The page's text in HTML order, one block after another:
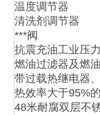
温度调节器
清洗剂调节器
***阀
抗震充油工业压
燃油过滤器及燃
带过载热继电器
热效率大于95%
48米耐腐双层不